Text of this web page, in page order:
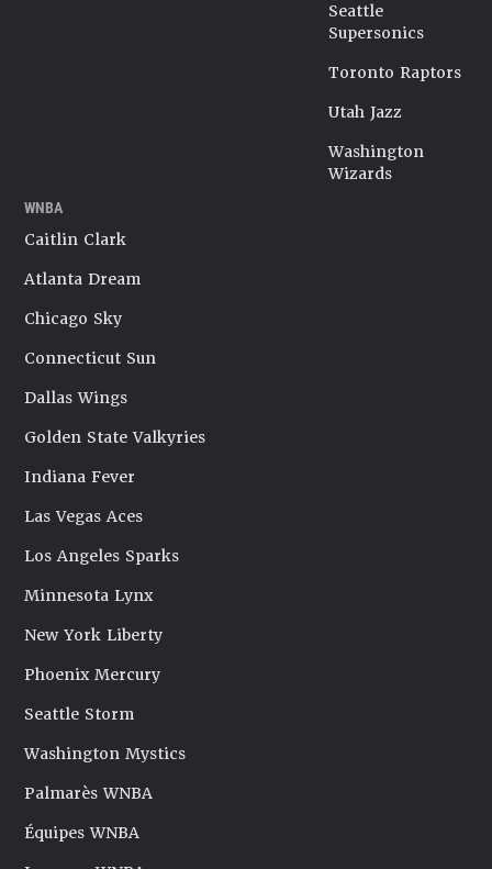
Seattle
Supersonics
Toronto Raptors
Utah Jazz
Washington
Wizards
WNBA
Caitlin Clark
Atlanta Dream
Chicago Sky
Connecticut Sun
Dallas Wings
Golden State Valkyries
Indiana Fever
Las Vegas Aces
Los Angeles Sparks
Minnesota Lynx
New York Liberty
Phoenix Mercury
Seattle Storm
Washington Mystics
Palmarès WNBA
Équipes WNBA